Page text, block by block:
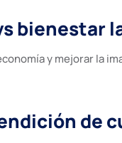
bienestar
y mejorar la
de